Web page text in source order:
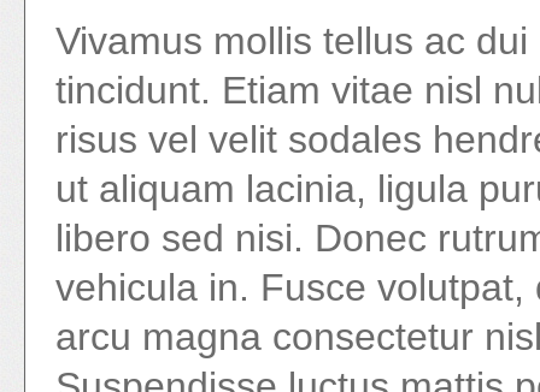
Vivamus mollis tellus ac
tincidunt. Etiam vitae nisl
risus vel velit sodales
ut aliquam lacinia, ligula
libero sed nisi. Donec
vehicula in. Fusce
arcu magna consectetur